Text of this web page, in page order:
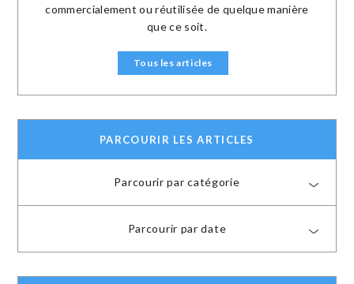
commercialement ou réutilisée de quelque manière
que ce soit.
Tous les articles
PARCOURIR LES ARTICLES
Parcourir par catégorie
Parcourir par date